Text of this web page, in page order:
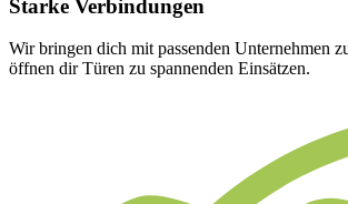
Starke Verbindungen
Wir bringen dich mit passenden Unternehmen
öffnen dir Türen zu spannenden Einsätzen.